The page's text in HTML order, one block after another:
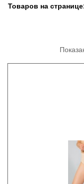
Товаров на